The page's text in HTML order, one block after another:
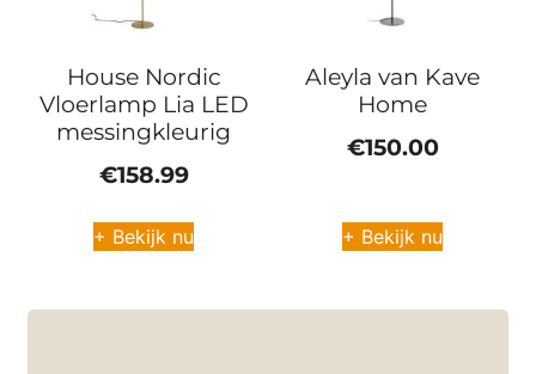
House Nordic
Vloerlamp Lia LED
messingkleurig
€158.99
+ Bekijk nu
Aleyla van Kave
Home
€150.00
+ Bekijk nu